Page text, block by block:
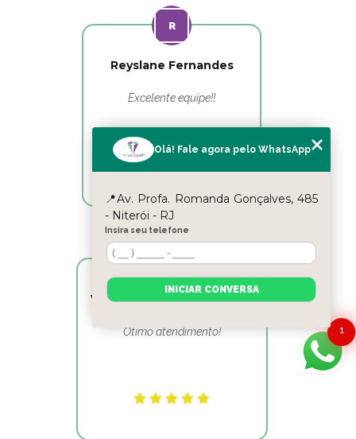
Reyslane Fernandes
Excelente equipe!!
Victor Hugo Marins Mansur
Ótimo atendimento! 1
Olá! Fale agora pelo WhatsApp
📍Av. Profa. Romanda Gonçalves, 485
- Niterói - RJ
Insira seu telefone
INICIAR CONVERSA